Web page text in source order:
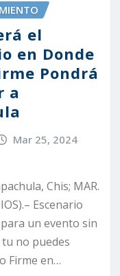
el
en Donde
Pondrá
a
Mar 25, 2024
Chis; MAR.
Escenario
un evento sin
no puedes
Firme en…